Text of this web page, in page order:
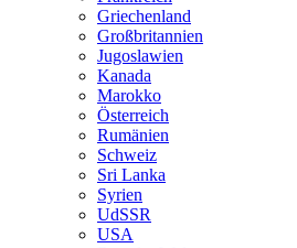
Griechenland
Großbritannien
Jugoslawien
Kanada
Marokko
Österreich
Rumänien
Schweiz
Sri Lanka
Syrien
UdSSR
USA